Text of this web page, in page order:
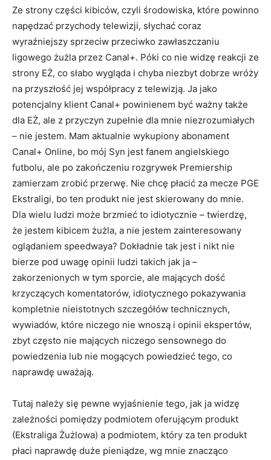
Ze strony części kibiców, czyli środowiska, które powinno
napędzać przychody telewizji, słychać coraz
wyraźniejszy sprzeciw przeciwko zawłaszczaniu
ligowego żużla przez Canal+. Póki co nie widzę reakcji ze
strony EŻ, co słabo wygląda i chyba niezbyt dobrze wróży
na przyszłość jej współpracy z telewizją. Ja jako
potencjalny klient Canal+ powinienem być ważny także
dla EŻ, ale z przyczyn zupełnie dla mnie niezrozumiałych
– nie jestem. Mam aktualnie wykupiony abonament
Canal+ Online, bo mój Syn jest fanem angielskiego
futbolu, ale po zakończeniu rozgrywek Premiership
zamierzam zrobić przerwę. Nie chcę płacić za mecze PGE
Ekstraligi, bo ten produkt nie jest skierowany do mnie.
Dla wielu ludzi może brzmieć to idiotycznie – twierdzę,
że jestem kibicem żużla, a nie jestem zainteresowany
oglądaniem speedwaya? Dokładnie tak jest i nikt nie
bierze pod uwagę opinii ludzi takich jak ja –
zakorzenionych w tym sporcie, ale mających dość
krzyczących komentatorów, idiotycznego pokazywania
kompletnie nieistotnych szczegółów technicznych,
wywiadów, które niczego nie wnoszą i opinii ekspertów,
zbyt często nie mających niczego sensownego do
powiedzenia lub nie mogących powiedzieć tego, co
naprawdę uważają.
Tutaj należy się pewne wyjaśnienie tego, jak ja widzę
zależności pomiędzy podmiotem oferującym produkt
(Ekstraliga Żużlowa) a podmiotem, który za ten produkt
płaci naprawdę duże pieniądze, wg mnie znacząco